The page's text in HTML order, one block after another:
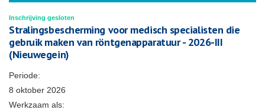
Inschrijving gesloten
Stralingsbescherming voor medisch specialisten die
gebruik maken van röntgenapparatuur - 2026-III
(Nieuwegein)
Periode:
8 oktober 2026
Werkzaam als: